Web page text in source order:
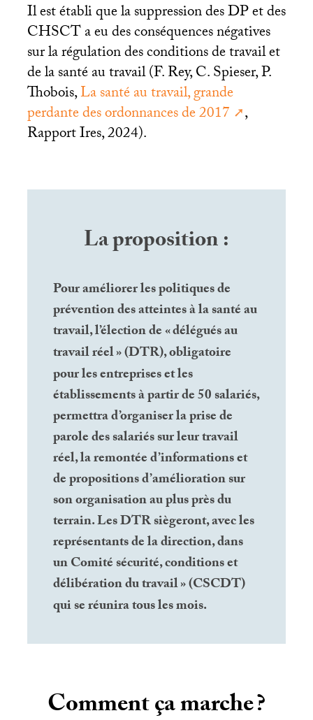
Il est établi que la suppression desDPet des
CHSCTa eu des conséquences négatives
sur la régulation des conditions de travail et
de la santé au travail (F. Rey, C. Spieser, P.
Thobois,La santé au travail, grande
perdante des ordonnances de 2017
,
Rapport Ires, 2024).
La proposition :
Pour améliorer les politiques de
prévention des atteintes à la santé au
travail, l’élection de «délégués au
travail réel» (DTR), obligatoire
pour les entreprises et les
établissements à partir de 50 salariés,
permettra d’organiser la prise de
parole des salariés sur leur travail
réel, la remontée d’informations et
de propositions d’amélioration sur
son organisation au plus près du
terrain. LesDTRsiègeront, avec les
représentants de la direction, dans
un Comité sécurité, conditions et
délibération du travail» (CSCDT)
qui se réunira tous les mois.
Comment ça marche?